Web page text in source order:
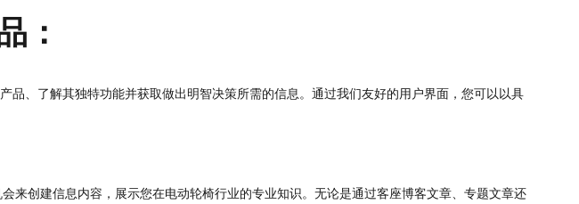
：
、了解其独特功能并获取做出明智决策所需的信息。通过我们友好的用户界面，您可以以具
来创建信息内容，展示您在电动轮椅行业的专业知识。无论是通过客座博客文章、专题文章还